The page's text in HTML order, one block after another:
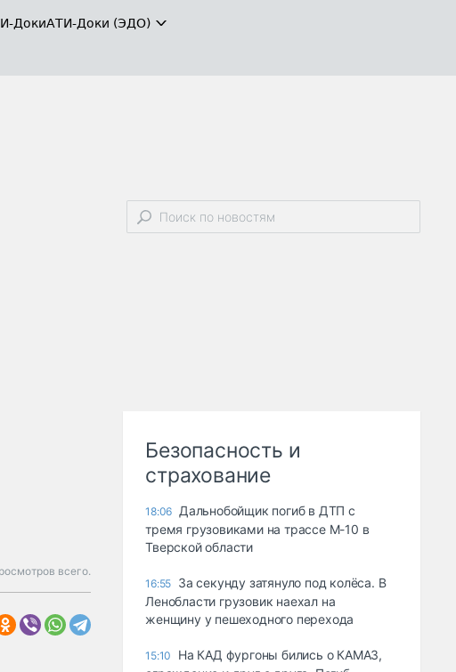
ДокиАТИ-Доки (ЭДО)
всего.
Безопасность и
страхование
18:06 Дальнобойщик погиб в ДТП с
тремя грузовиками на трассе М-10 в
Тверской области
16:55 За секунду затянуло под колёса. В
Ленобласти грузовик наехал на
женщину у пешеходного перехода
15:10
На КАД фургоны бились о КАМАЗ,